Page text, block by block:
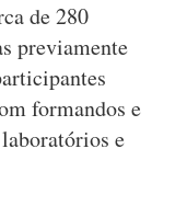
de 280
previamente
formandos e
e